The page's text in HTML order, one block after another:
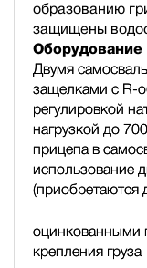
образованию
защищены
Оборудование
Двумя
защелками с R-
регулировкой
нагрузкой до
прицепа в
использование
(приобретаются
оцинкованными
крепления груза